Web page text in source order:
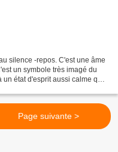
silence -repos. C'est une âme
un symbole très imagé du
état d'esprit aussi calme que
Page suivante >